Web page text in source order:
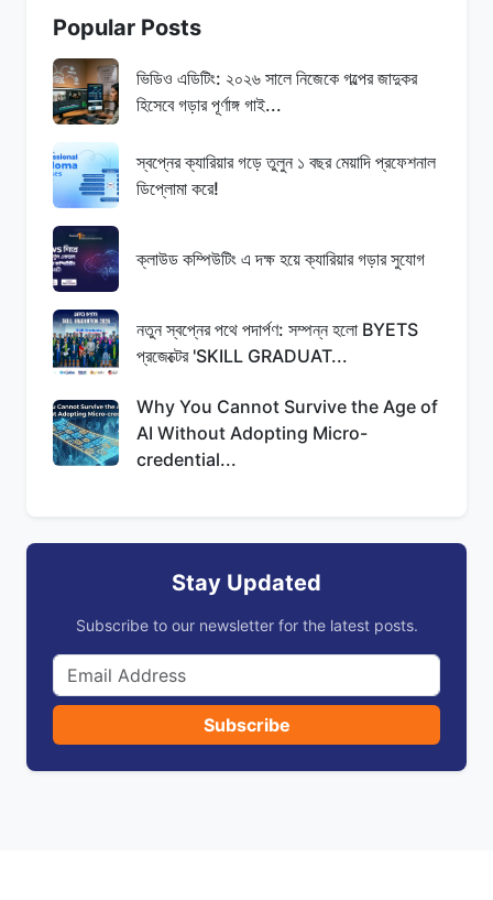
Popular Posts
ভিডিও এডিটিং: ২০২৬ সালে নিজেকে গল্পের জাদুকর
হিসেবে গড়ার পূর্ণাঙ্গ গাই...
স্বপ্নের ক্যারিয়ার গড়ে তুলুন ১ বছর মেয়াদি প্রফেশনাল
ডিপ্লোমা করে!
ক্লাউড কম্পিউটিং এ দক্ষ হয়ে ক্যারিয়ার গড়ার সুযোগ
নতুন স্বপ্নের পথে পদার্পণ: সম্পন্ন হলো BYETS
প্রজেক্টের 'SKILL GRADUAT...
Why You Cannot Survive the Age of
AI Without Adopting Micro-
credential...
Stay Updated
Subscribe to our newsletter for the latest posts.
Subscribe